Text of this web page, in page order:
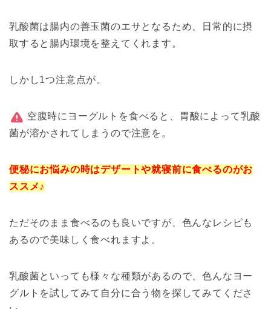
乳酸菌は腸内の善玉菌のエサとなるため、日常的に摂
取すると腸内環境を整えてくれます。
しかし1つ注意点が。
空腹時にヨーグルトを食べると、胃酸によって乳酸
菌が溶かされてしまうので注意を。
便秘にお悩みの時はデザートや就寝前に食べるのがお
ススメ♪
ただそのまま食べるのも良いですが、色んな レシピも
あるので美味しく食べれますよ。
乳酸菌といっても様々な種類があるので、色んなヨー
グルトを試してみて自分に合う物を探してみてくださ